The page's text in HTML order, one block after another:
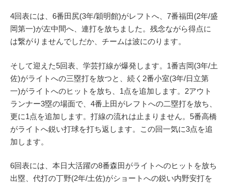
4回表には、6番田尻(3年/穎明館)がレフトへ、7番福田(2年/盛
岡第一)が左中間へ、連打を放ちました。残念ながら得点に
は繋がりませんでしだか、チームは波にのります。
そして迎えた5回表、学芸打線が爆発します。1番吉岡(3年/土
佐)がライトへの三塁打を放つと、続く2番小室(3年/日立第
一)がライトへのヒットを放ち、1点を追加します。2アウト
ランナー3塁の場面で、4番上田がレフトへの二塁打を放ち、
更に1点を追加します。打線の流れは止まりません。5番高橋
がライトへ鋭い打球を打ち返します。この回一気に3点を追
加します。
6回表には、本日大活躍の8番森田がライトへのヒットを放ち
出塁、代打の丁野(2年/土佐)がショートへの鋭い内野安打を